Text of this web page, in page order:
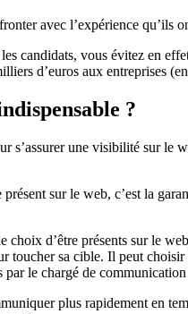
avec l’expérience qu’ils
candidats, vous évitez en
d’euros aux entreprises
?
une visibilité sur
sur le web, c’est la
d’être présents sur le
sa cible. Il peut
le chargé de
plus rapidement en